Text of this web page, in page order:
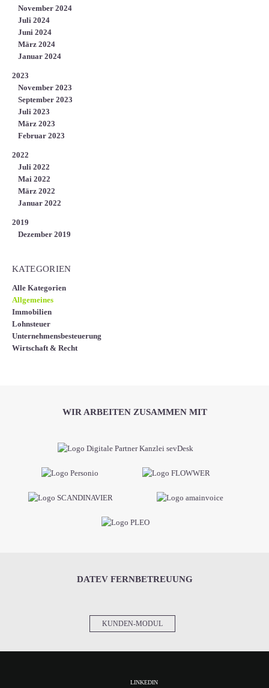
November 2024
Juli 2024
Juni 2024
März 2024
Januar 2024
2023
November 2023
September 2023
Juli 2023
März 2023
Februar 2023
2022
Juli 2022
Mai 2022
März 2022
Januar 2022
2019
Dezember 2019
KATEGORIEN
Alle Kategorien
Allgemeines
Immobilien
Lohnsteuer
Unternehmensbesteuerung
Wirtschaft & Recht
WIR ARBEITEN ZUSAMMEN MIT
DATEV FERNBETREUUNG
KUNDEN-MODUL
LINKEDIN